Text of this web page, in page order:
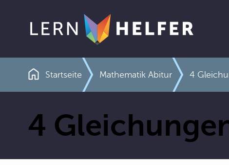
Pfadnavigation
Startseite Mathematik Abitur 4
4